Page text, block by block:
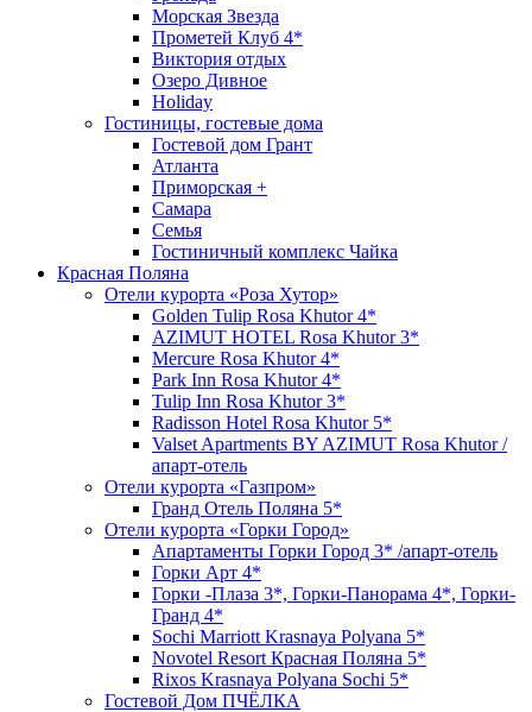
Морская Звезда
Прометей Клуб 4*
Виктория отдых
Озеро Дивное
Holiday
Гостиницы, гостевые дома
Гостевой дом Грант
Атланта
Приморская +
Самара
Семья
Гостиничный комплекс Чайка
Красная Поляна
Отели курорта «Роза Хутор»
Golden Tulip Rosa Khutor 4*
AZIMUT HOTEL Rosa Khutor 3*
Mercure Rosa Khutor 4*
Park Inn Rosa Khutor 4*
Tulip Inn Rosa Khutor 3*
Radisson Hotel Rosa Khutor 5*
Valset Apartments BY AZIMUT Rosa Khutor /
апарт-отель
Отели курорта «Газпром»
Гранд Отель Поляна 5*
Отели курорта «Горки Город»
Апартаменты Горки Город 3* /апарт-отель
Горки Арт 4*
Горки -Плаза 3*, Горки-Панорама 4*, Горки-
Гранд 4*
Sochi Marriott Krasnaya Polyana 5*
Novotel Resort Красная Поляна 5*
Rixos Krasnaya Polyana Sochi 5*
Гостевой Дом ПЧЁЛКА